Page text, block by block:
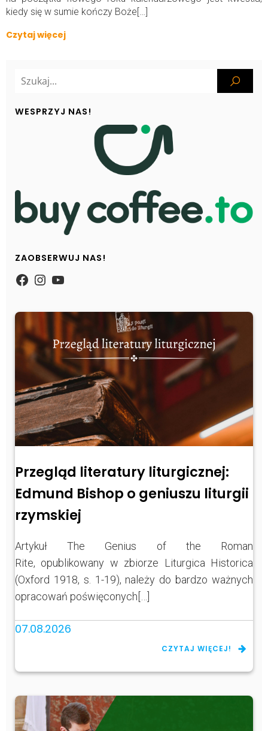
kiedy się w sumie kończy Boże[…]
Czytaj więcej
WESPRZYJ NAS!
ZAOBSERWUJ NAS!
https://www.facebook.com/
Instagram
YouTube
Przegląd literatury liturgicznej:
Edmund Bishop o geniuszu liturgii
rzymskiej
Artykuł The Genius of the Roman
Rite, opublikowany w zbiorze Liturgica Historica
(Oxford 1918, s. 1-19), należy do bardzo ważnych
opracowań poświęconych[…]
07.08.2026
CZYTAJ WIĘCEJ!